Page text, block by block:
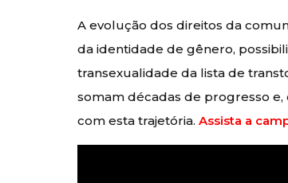
A evolução dos direitos da
da identidade de gênero,
transexualidade da lista de
somam décadas de progresso e,
com esta trajetória.Assista a